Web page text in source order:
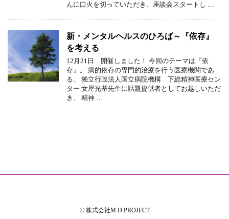
んに口火を切っていただき、座談会スタートし …
新・メンタルヘルスのひろば～『依存』
を考える
12月21日 開催しました！ 今回のテーマは『依
存』。 病的依存の専門的治療を行う医療機関であ
る、 独立行政法人国立病院機構 下総精神医療セン
ター 女屋光基先生に話題提供者としてお越しいただ
き、 精神 …
© 株式会社M.D.PROJECT